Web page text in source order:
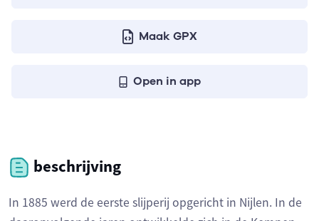
Maak GPX
Open in app
beschrijving
In 1885 werd de eerste slijperij opgericht in Nijlen. In de